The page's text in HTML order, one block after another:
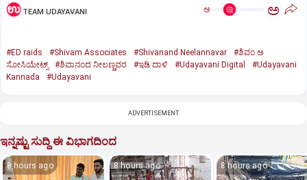
TEAM UDAYAVANI ಅ ಅ
#ED raids #Shivam Associates #Shivanand Neelannavar
#ಶಿವಂ ಅ
ಸೋಸಿಯೇಟ್ಸ್
#ಶಿವಾನಂದ ನೀಲಣ್ಣವರ #ಇಡಿ ದಾಳಿ #Udayavani Digital
#Udayavani
Kannada
#Udayavani
ADVERTISEMENT
ಇನ್ನಷ್ಟು ಸುದ್ದಿ ಈ ವಿಭಾಗದಿಂದ
8 hours ago 8 hours ago 8 hours ago